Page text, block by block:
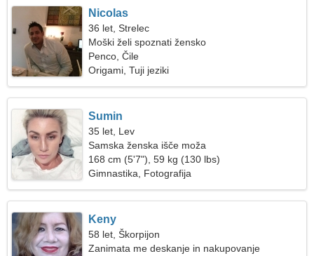
Nicolas
36 let, Strelec
Moški želi spoznati žensko
Penco, Čile
Origami, Tuji jeziki
Sumin
35 let, Lev
Samska ženska išče moža
168 cm (5'7"), 59 kg (130 lbs)
Gimnastika, Fotografija
Keny
58 let, Škorpijon
Zanimata me deskanje in nakupovanje